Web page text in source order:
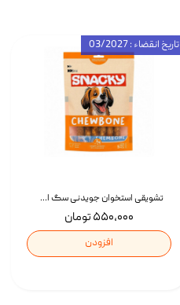
تشویقی استخوان جویدنی سگ اسنکی کرانچی با طعم مرغ Snacky Crunchy Munchy وزن 100 گرم
۵۵۰,۰۰۰ تومان
افزودن
تاریخ انقضاء : 03/2027